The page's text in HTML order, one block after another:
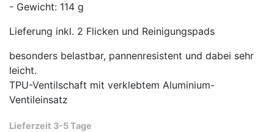
- Gewicht: 114 g
Lieferung inkl. 2 Flicken und Reinigungspads
besonders belastbar, pannenresistent und dabei sehr
leicht.
TPU-Ventilschaft mit verklebtem Aluminium-
Ventileinsatz
Lieferzeit 3-5 Tage